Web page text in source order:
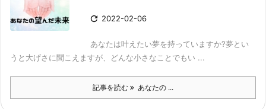
 2022-02-06
あなたは叶えたい夢を持っていますか?夢とい
うと大げさに聞こえますが、どんな小さなことでもい ...
記事を読む あなたの ...